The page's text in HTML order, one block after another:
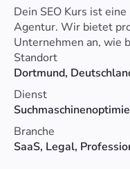
Dein SEO Kurs ist
Agentur. Wir bietet
Unternehmen an, wie
Coachings oder eine
Standort
Dortmund,
Dienst
Branche
SaaS, Legal,